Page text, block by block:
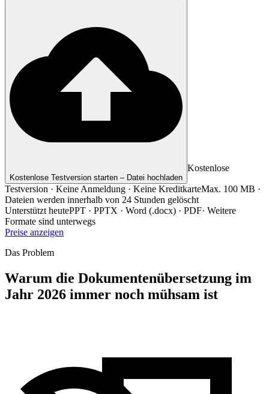
Kostenlose Testversion starten – Datei hochladen
Kostenlose
Testversion · Keine Anmeldung · Keine KreditkarteMax. 100 MB ·
Dateien werden innerhalb von 24 Stunden gelöscht
Unterstützt heutePPT · PPTX · Word (.docx) · PDF· Weitere
Formate sind unterwegs
Preise anzeigen
Das Problem
Warum die Dokumentenübersetzung im
Jahr 2026 immer noch mühsam ist